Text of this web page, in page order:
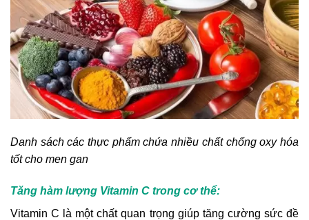
Danh sách các thực phẩm chứa nhiều chất chống oxy hóa
tốt cho men gan
Tăng hàm lượng Vitamin C trong cơ thể:
Vitamin C là một chất quan trọng giúp tăng cường sức đề